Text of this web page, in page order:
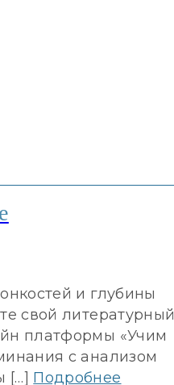
и глубины
свой литературный
платформы «Учим
с анализом
[…] Подробнее